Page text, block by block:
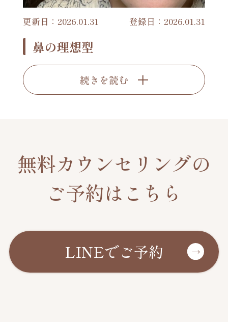
更新日：2026.01.31 登録日：2026.01.31
鼻の理想型
続きを読む
無料カウンセリングの
ご予約はこちら
LINEでご予約